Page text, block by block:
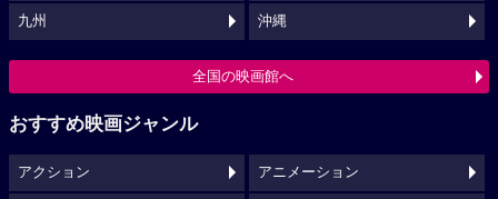
九州 沖縄
全国の映画館へ
おすすめ映画ジャンル
アクション アニメーション